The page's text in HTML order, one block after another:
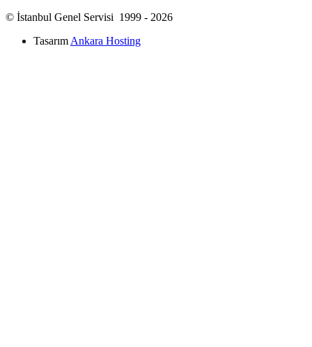
© İstanbul Genel Servisi 1999 - 2026
Tasarım Ankara Hosting